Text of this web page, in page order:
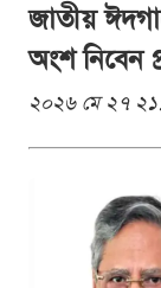
জাতীয়
অংশ নিবেন
২০২৬ মে ২৭